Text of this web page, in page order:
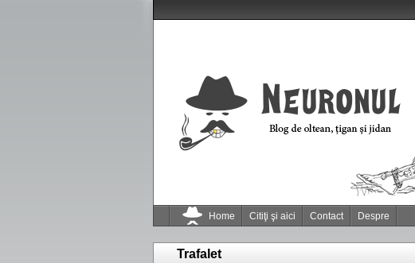
Home Citiţi şi aici Contact Despre
Trafalet